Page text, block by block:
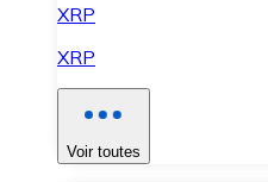
XRP
XRP
Voir toutes